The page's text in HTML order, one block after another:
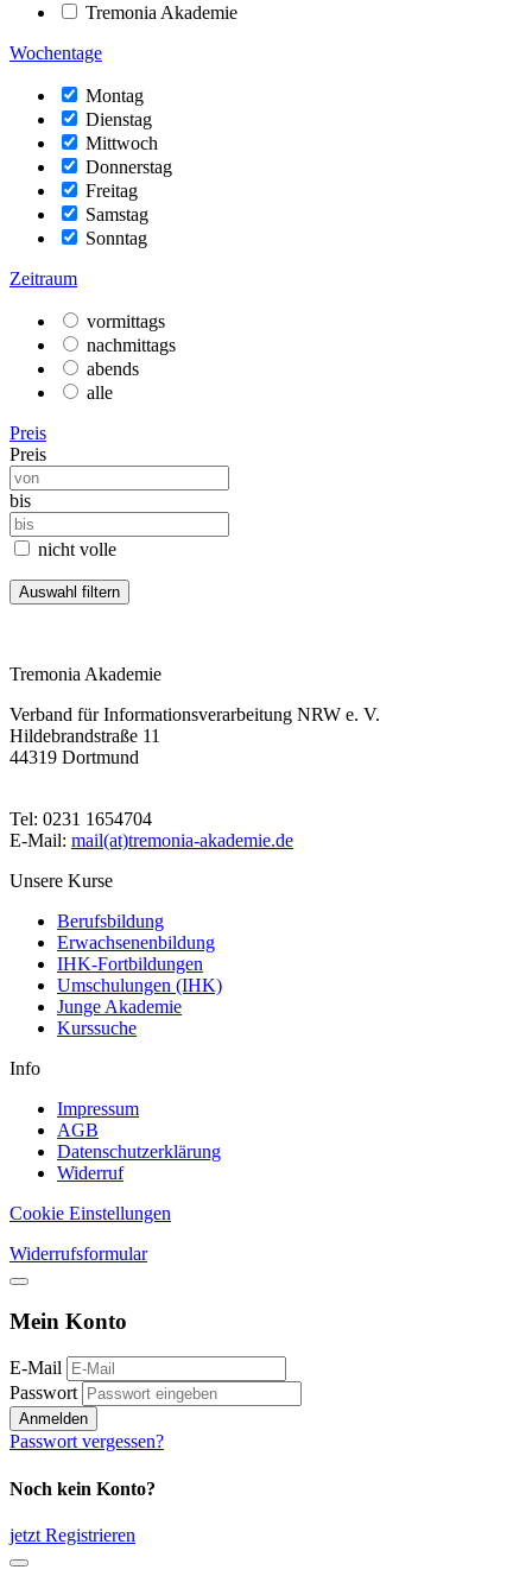
Tremonia Akademie
Wochentage
Montag
Dienstag
Mittwoch
Donnerstag
Freitag
Samstag
Sonntag
Zeitraum
vormittags
nachmittags
abends
alle
Preis
Preis
bis
nicht volle
Tremonia Akademie
Verband für Informationsverarbeitung NRW e. V.
Hildebrandstraße 11
44319 Dortmund
Tel: 0231 1654704
E-Mail: mail(at)tremonia-akademie.de
Unsere Kurse
Berufsbildung
Erwachsenenbildung
IHK-Fortbildungen
Umschulungen (IHK)
Junge Akademie
Kurssuche
Info
Impressum
AGB
Datenschutzerklärung
Widerruf
Cookie Einstellungen
Widerrufsformular
Mein Konto
E-Mail
Passwort
Anmelden
Passwort vergessen?
Noch kein Konto?
jetzt Registrieren